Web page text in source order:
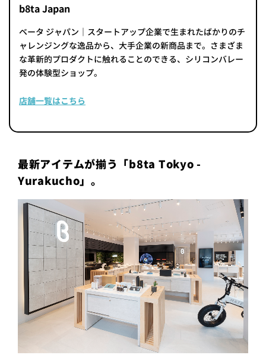
b8ta Japan
ベータ ジャパン｜スタートアップ企業で生まれたばかりのチ
ャレンジングな逸品から、大手企業の新商品まで。さまざま
な革新的プロダクトに触れることのできる、シリコンバレー
発の体験型ショップ。
店舗一覧はこちら
最新アイテムが揃う「b8ta Tokyo -
Yurakucho」。